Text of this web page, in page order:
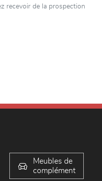
recevoir de la prospection
Meubles de
complément